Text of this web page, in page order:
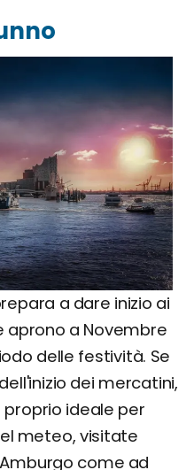
a dare inizio ai
aprono a Novembre
delle festività. Se
dei mercatini,
ideale per
meteo, visitate
come ad